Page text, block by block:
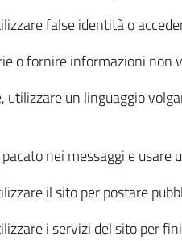
false identità o
o fornire informazioni non
utilizzare un linguaggio
nei messaggi e usare
il sito per postare
i servizi del sito per